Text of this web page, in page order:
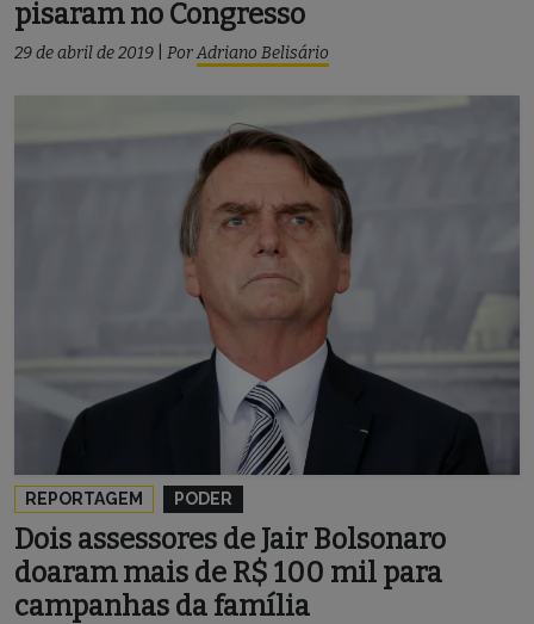
pisaram no Congresso
29 de abril de 2019 PorAdriano Belisário
REPORTAGEM PODER
Dois assessores de Jair Bolsonaro
doaram mais de R$ 100 mil para
campanhas da família